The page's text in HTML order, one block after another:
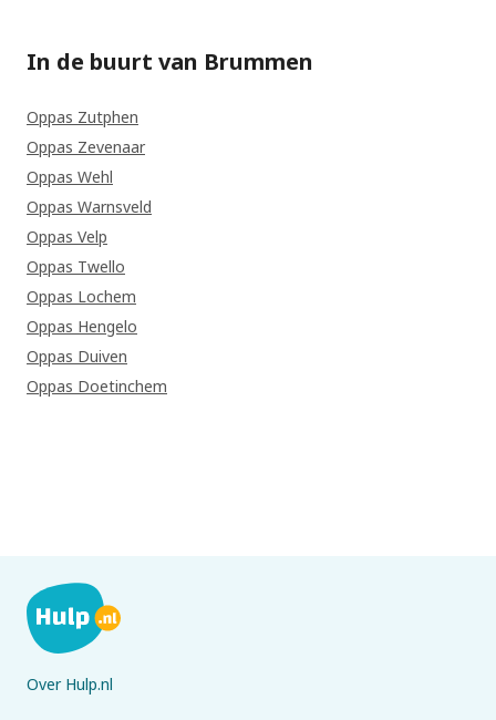
In de buurt van Brummen
Oppas Zutphen
Oppas Zevenaar
Oppas Wehl
Oppas Warnsveld
Oppas Velp
Oppas Twello
Oppas Lochem
Oppas Hengelo
Oppas Duiven
Oppas Doetinchem
Over Hulp.nl